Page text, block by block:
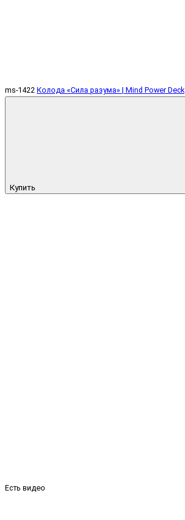
ms-1422 Колода «Сила разума» | Mind Power Deck
Купить
Есть видео